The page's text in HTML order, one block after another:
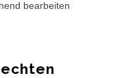
bearbeiten